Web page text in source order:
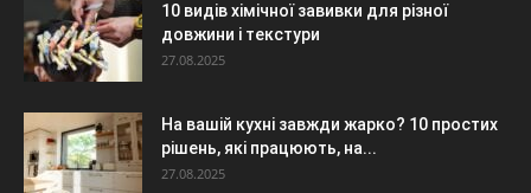
10 видів хімічної завивки для різної
довжини і текстури
27.08.2025
На вашій кухні завжди жарко? 10 простих
рішень, які працюють, на...
27.08.2025